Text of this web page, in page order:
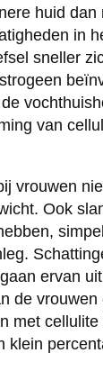
huid dan
in
sneller
van
vrouwen
Ook
ervan uit
de vrouwen
met cellulite
klein